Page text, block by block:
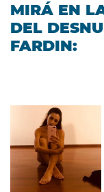
MIRÁ EN
DEL
FARDIN: